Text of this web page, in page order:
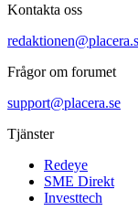
Kontakta oss
Frågor om forumet
support@placera.se
Tjänster
Redeye
SME Direkt
Investtech